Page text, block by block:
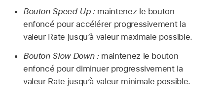
Bouton Speed Up :maintenez le bouton
enfoncé pour accélérer progressivement la
valeur Rate jusqu’à valeur maximale possible.
Bouton Slow Down :maintenez le bouton
enfoncé pour diminuer progressivement la
valeur Rate jusqu’à valeur minimale possible.